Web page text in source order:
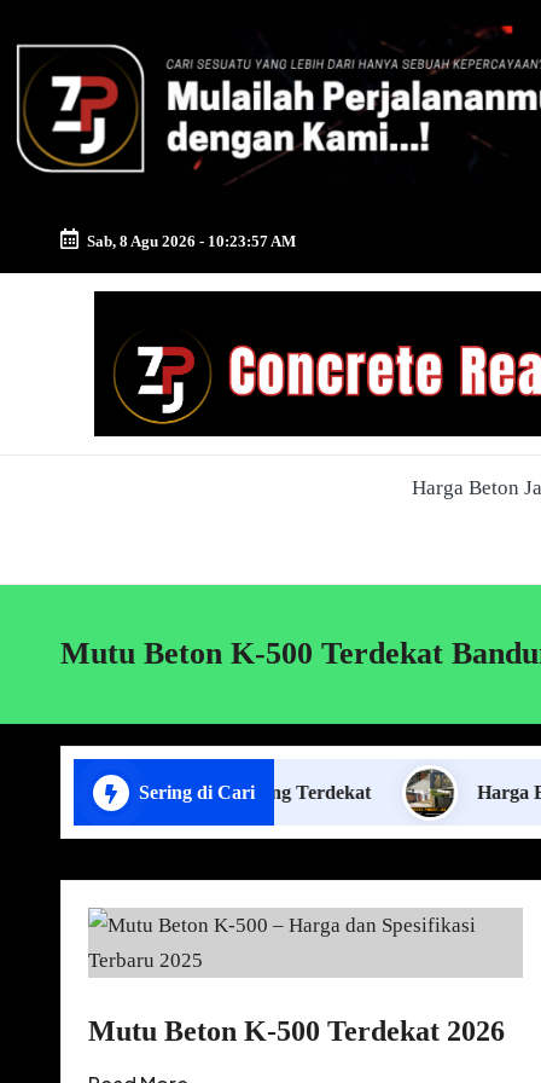
content
Sab, 8 Agu 2026 - 10:23:58 AM
Harga Beton
Mutu Beton K-500 Terdekat
Sering di Cari
Plafon Lampung Terdekat Harga Borongan
Mutu Beton K-500 Terdekat 2026